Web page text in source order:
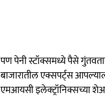
पण पेनी स्टॉक्समध्ये पैसे
बाजारातील एक्सपर्ट्स
एमआयसी इलेक्ट्रॉनिक्सच्या